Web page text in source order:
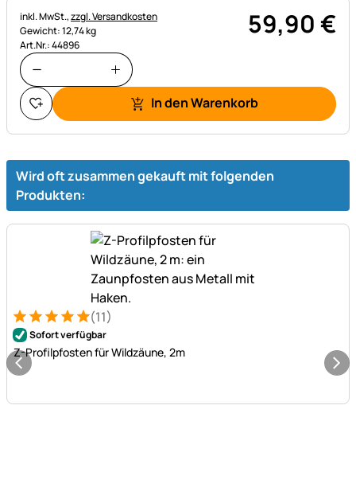
Steuerhinweis:
inkl. MwSt.,zzgl. Versandkosten
Gewicht: 12,74 kg
Art.Nr.: 44896
59,90€
In den Warenkorb
Wird oft zusammen gekauft mit folgenden
Produkten:
Bewertung: 5 von 5 (11 Bewertungen)
11 Bewertungen
(11)
Sofort verfügbar
Z-Profilpfosten für Wildzäune, 2m